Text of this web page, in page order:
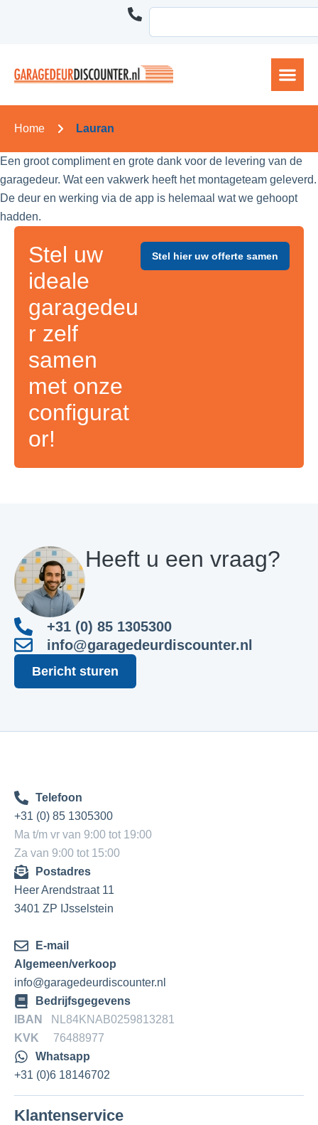
Home Lauran
Een groot compliment en grote dank voor de levering van de
garagedeur. Wat een vakwerk heeft het montageteam geleverd.
De deur en werking via de app is helemaal wat we gehoopt
hadden.
Stel uw
ideale
garagedeu
r zelf
samen
met onze
configurat
or!
Stel hier uw offerte samen
Heeft u een vraag?
+31 (0) 85 1305300
info@garagedeurdiscounter.nl
Bericht sturen
Telefoon
+31 (0) 85 1305300
Ma t/m vr van 9:00 tot 19:00
Za van 9:00 tot 15:00
Postadres
Heer Arendstraat 11
3401 ZP IJsselstein
E-mail
Algemeen/verkoop
info@garagedeurdiscounter.nl
Bedrijfsgegevens
IBAN
NL84KNAB0259813281
KVK 76488977
Whatsapp
+31 (0)6 18146702
Klantenservice